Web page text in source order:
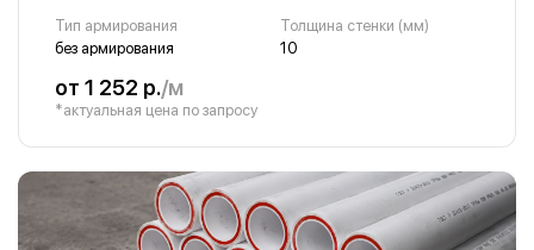
Тип армирования
без армирования
Толщина стенки (мм)
10
от 1 252 р./м
*актуальная цена по запросу